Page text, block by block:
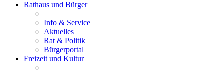
Rathaus und Bürger
Info & Service
Aktuelles
Rat & Politik
Bürgerportal
Freizeit und Kultur